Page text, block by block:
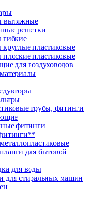
вытяжные
решетки
гибкие
круглые пластиковые
плоские пластиковые
для воздуховодов
трубы, фитинги
фитинги
для бытовой
для воды
для стиральных машин